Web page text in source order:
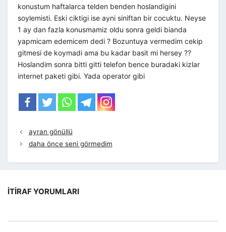
konustum haftalarca telden benden hoslandigini
soylemisti. Eski ciktigi ise ayni siniftan bir cocuktu. Neyse
1 ay dan fazla konusmamiz oldu sonra geldi bianda
yapmicam edemicem dedi ? Bozuntuya vermedim cekip
gitmesi de koymadi ama bu kadar basit mi hersey ??
Hoslandim sonra bitti gitti telefon bence buradaki kizlar
internet paketi gibi. Yada operator gibi
ayran gönüllü
daha önce seni görmedim
İTIRAF YORUMLARI